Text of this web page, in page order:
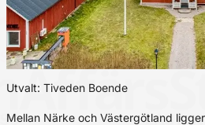
Utvalt: Tiveden Boende
Mellan Närke och Västergötland